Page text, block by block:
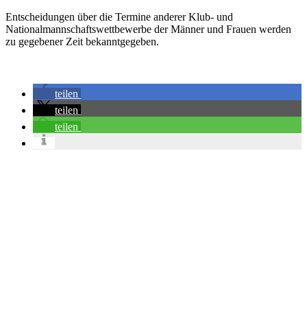
Entscheidungen über die Termine anderer Klub- und
Nationalmannschaftswettbewerbe der Männer und Frauen werden
zu gegebener Zeit bekanntgegeben.
teilen
teilen
teilen